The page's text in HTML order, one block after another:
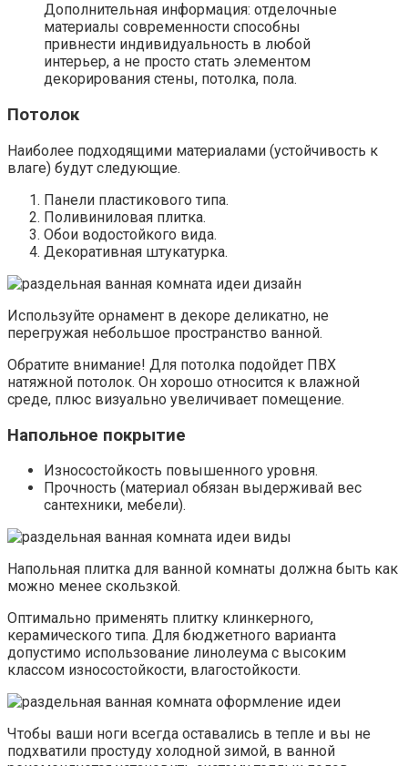
Дополнительная информация: отделочные
материалы современности способны
привнести индивидуальность в любой
интерьер, а не просто стать элементом
декорирования стены, потолка, пола.
Потолок
Наиболее подходящими материалами (устойчивость к
влаге) будут следующие.
Панели пластикового типа.
Поливиниловая плитка.
Обои водостойкого вида.
Декоративная штукатурка.
Используйте орнамент в декоре деликатно, не
перегружая небольшое пространство ванной.
Обратите внимание! Для потолка подойдет ПВХ
натяжной потолок. Он хорошо относится к влажной
среде, плюс визуально увеличивает помещение.
Напольное покрытие
Износостойкость повышенного уровня.
Прочность (материал обязан выдерживай вес
сантехники, мебели).
Напольная плитка для ванной комнаты должна быть как
можно менее скользкой.
Оптимально применять плитку клинкерного,
керамического типа. Для бюджетного варианта
допустимо использование линолеума с высоким
классом износостойкости, влагостойкости.
Чтобы ваши ноги всегда оставались в тепле и вы не
подхватили простуду холодной зимой, в ванной